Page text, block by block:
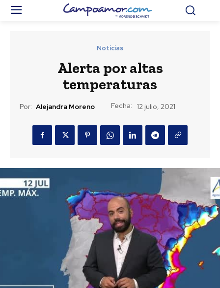
Noticias
Alerta por altas
temperaturas
Por: Alejandra Moreno Fecha: 12 julio, 2021